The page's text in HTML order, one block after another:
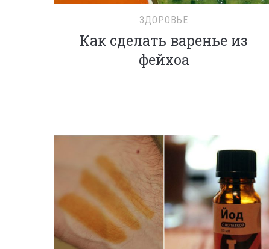
ЗДОРОВЬЕ
Как сделать варенье из
фейхоа